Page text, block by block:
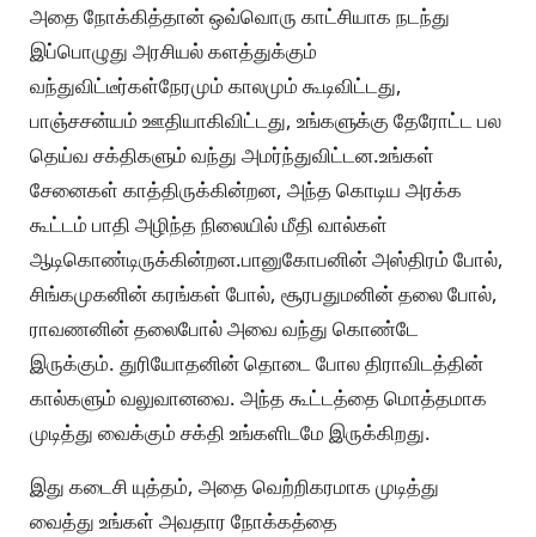
அதை நோக்கித்தான் ஒவ்வொரு காட்சியாக நடந்து
இப்பொழுது அரசியல் களத்துக்கும்
வந்துவிட்டீர்கள்நேரமும் காலமும் கூடிவிட்டது,
பாஞ்சசன்யம் ஊதியாகிவிட்டது, உங்களுக்கு தேரோட்ட பல
தெய்வ சக்திகளும் வந்து அமர்ந்துவிட்டன.உங்கள்
சேனைகள் காத்திருக்கின்றன, அந்த கொடிய அரக்க
கூட்டம் பாதி அழிந்த நிலையில் மீதி வால்கள்
ஆடிகொண்டிருக்கின்றன.பானுகோபனின் அஸ்திரம் போல்,
சிங்கமுகனின் கரங்கள் போல், சூரபதுமனின் தலை போல்,
ராவணனின் தலைபோல் அவை வந்து கொண்டே
இருக்கும். துரியோதனின் தொடை போல திராவிடத்தின்
கால்களும் வலுவானவை. அந்த கூட்டத்தை மொத்தமாக
முடித்து வைக்கும் சக்தி உங்களிடமே இருக்கிறது.
இது கடைசி யுத்தம், அதை வெற்றிகரமாக முடித்து
வைத்து உங்கள் அவதார நோக்கத்தை